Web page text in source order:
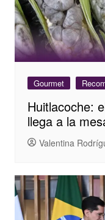
Gourmet
Huitlacoche:
llega a la
Valentina